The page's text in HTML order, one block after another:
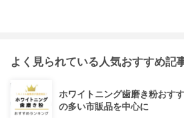
よく見られている人気おすすめ記
ホワイトニング歯磨き粉おす
の多い市販品を中心に